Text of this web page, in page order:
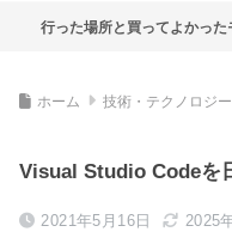
行った場所と買ってよかっ
ホーム 技術・テクノロジー
Visual Studio Codeを
2021年5月16日 2025